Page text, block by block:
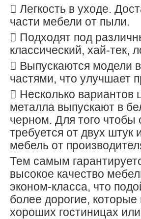
 Легкость в уходе.
части мебели от пыли.
 Подходят под
классический, хай-тек,
 Выпускаются модели
частями, что улучшает
 Несколько вариантов
металла выпускают в
черном. Для того чтобы
требуется от двух штук
мебель от
Тем самым
высокое качество
эконом-класса, что
более дорогие,
хороших гостиницах